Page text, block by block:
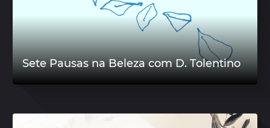
Sete Pausas na Beleza com D. Tolentino